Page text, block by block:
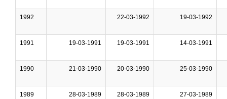
1992 22-03-1992 19-03-1992
1991 19-03-1991 19-03-1991 14-03-1991
1990 21-03-1990 20-03-1990 25-03-1990
1989 28-03-1989 28-03-1989 27-03-1989